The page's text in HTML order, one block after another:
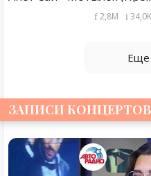
2,8M 34,0K
Еще
ЗАПИСИ КОНЦЕРТОВ